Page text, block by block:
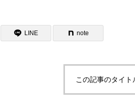
LINE note
この記事のタイ